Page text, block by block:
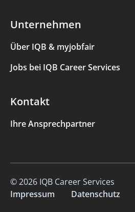
Unternehmen
Über IQB & myjobfair
Jobs bei IQB Career Services
Kontakt
Ihre Ansprechpartner
© 2026 IQB Career Services
Impressum
Datenschutz